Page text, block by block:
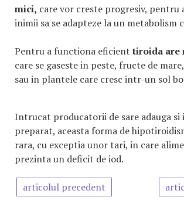
mici, care vor creste progresiv, pentru
inimii sa se adapteze la un metabolism
Pentru a functiona eficienttiroida are
care se gaseste in peste, fructe de
sau in plantele care cresc intr-un sol
Intrucat producatorii de sare adauga si
preparat, aceasta forma de
rara, cu exceptia unor tari, in care
prezinta un deficit de iod.
articolul precedent